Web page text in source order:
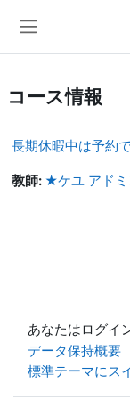
コース情報
長期休暇中は予約
教師: ★ケユ アドミ
あなたはログイ
データ保持概要
標準テーマにス